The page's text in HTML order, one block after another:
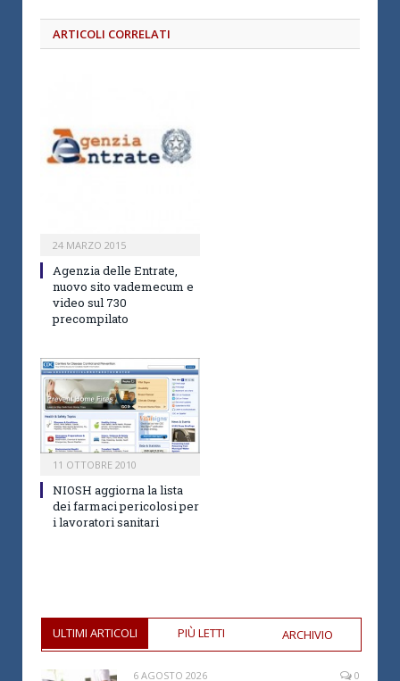
ARTICOLI CORRELATI
24 MARZO 2015
Agenzia delle Entrate,
nuovo sito vademecum e
video sul 730
precompilato
11 OTTOBRE 2010
NIOSH aggiorna la lista
dei farmaci pericolosi per
i lavoratori sanitari
ULTIMI ARTICOLI PIÙ LETTI ARCHIVIO
6 AGOSTO 2026 0